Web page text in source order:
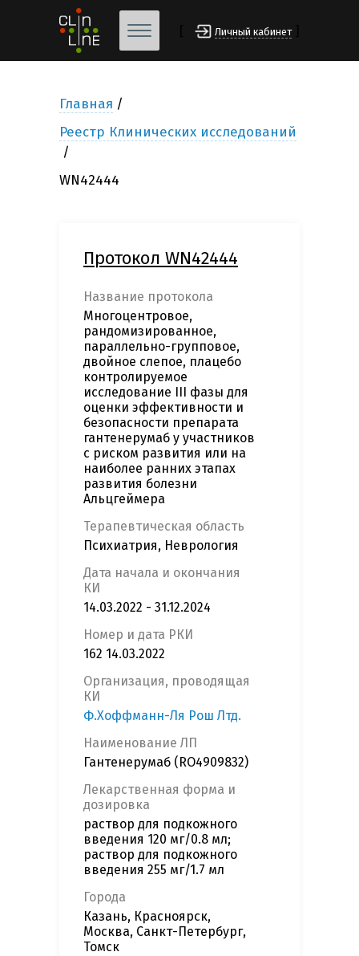
Личный кабинет
Главная
Реестр Клинических исследований
WN42444
Протокол WN42444
Название протокола
Многоцентровое,
рандомизированное,
параллельно-групповое,
двойное слепое, плацебо
контролируемое
исследование III фазы для
оценки эффективности и
безопасности препарата
гантенерумаб у участников
с риском развития или на
наиболее ранних этапах
развития болезни
Альцгеймера
Терапевтическая область
Психиатрия, Неврология
Дата начала и окончания
КИ
14.03.2022 - 31.12.2024
Номер и дата РКИ
162 14.03.2022
Организация, проводящая
КИ
Ф.Хоффманн-Ля Рош Лтд.
Наименование ЛП
Гантенерумаб (RO4909832)
Лекарственная форма и
дозировка
раствор для подкожного
введения 120 мг/0.8 мл;
раствор для подкожного
введения 255 мг/1.7 мл
Города
Казань, Красноярск,
Москва, Санкт-Петербург,
Томск